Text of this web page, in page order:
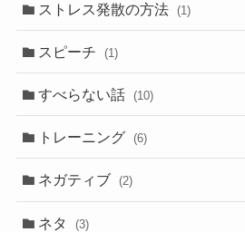
ストレス発散の方法 (1)
スピーチ (1)
すべらない話 (10)
トレーニング (6)
ネガティブ (2)
ネタ (3)